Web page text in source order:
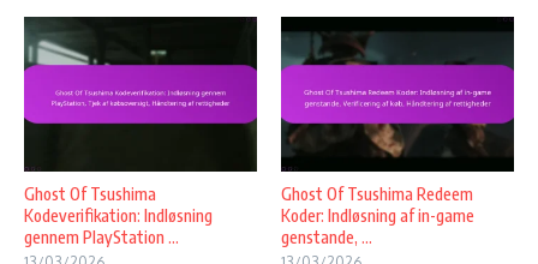
Ghost Of Tsushima
Kodeverifikation: Indløsning
gennem PlayStation ...
Ghost Of Tsushima Redeem
Koder: Indløsning af in-game
genstande, ...